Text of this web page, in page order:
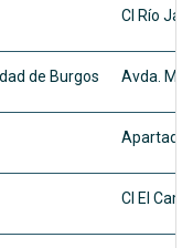
Cl Río
de Burgos Avda.
Apartado
Cl El